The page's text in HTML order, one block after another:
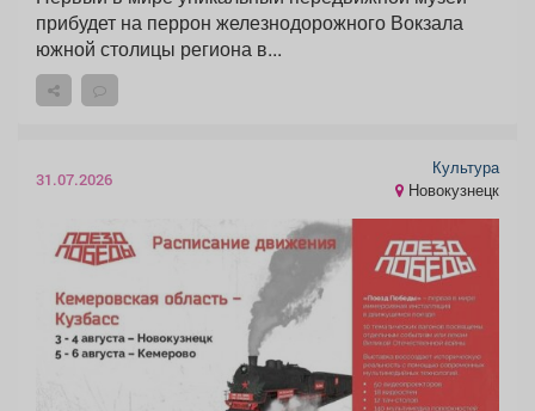
прибудет на перрон железнодорожного Вокзала
южной столицы региона в...
31.07.2026
Культура
Новокузнецк